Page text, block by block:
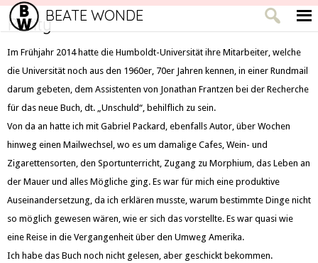
BEATE WONDE
Purity
Im Frühjahr 2014 hatte die Humboldt-Universität ihre Mitarbeiter, welche
die Universität noch aus den 1960er, 70er Jahren kennen, in einer Rundmail
darum gebeten, dem Assistenten von Jonathan Frantzen bei der Recherche
für das neue Buch, dt. „Unschuld“, behilflich zu sein.
Von da an hatte ich mit Gabriel Packard, ebenfalls Autor, über Wochen
hinweg einen Mailwechsel, wo es um damalige Cafes, Wein- und
Zigarettensorten, den Sportunterricht, Zugang zu Morphium, das Leben an
der Mauer und alles Mögliche ging. Es war für mich eine produktive
Auseinandersetzung, da ich erklären musste, warum bestimmte Dinge nicht
so möglich gewesen wären, wie er sich das vorstellte. Es war quasi wie
eine Reise in die Vergangenheit über den Umweg Amerika.
Ich habe das Buch noch nicht gelesen, aber geschickt bekommen.